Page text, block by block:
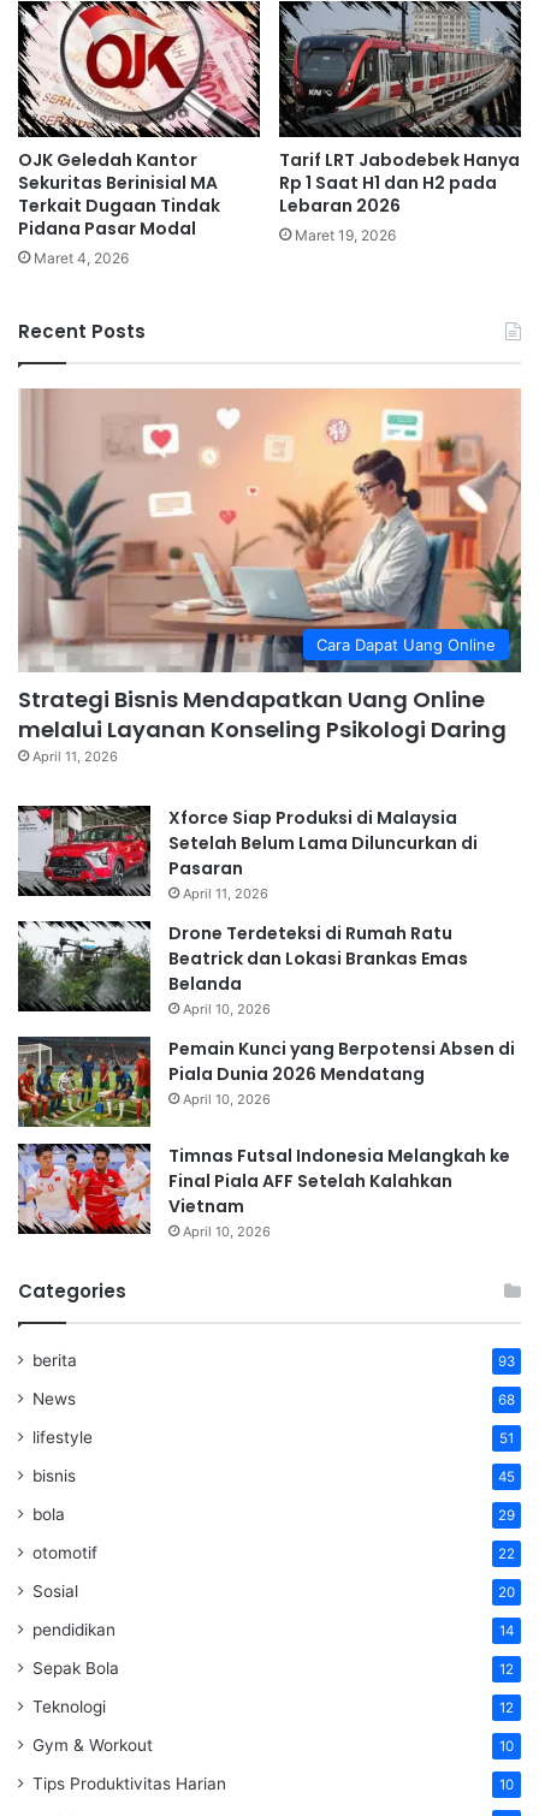
OJK Geledah Kantor
Sekuritas Berinisial MA
Terkait Dugaan Tindak
Pidana Pasar Modal
Maret 4, 2026
Tarif LRT Jabodebek Hanya
Rp 1 Saat H1 dan H2 pada
Lebaran 2026
Maret 19, 2026
Recent Posts
Cara Dapat Uang Online
Strategi Bisnis Mendapatkan Uang Online
melalui Layanan Konseling Psikologi Daring
April 11, 2026
Xforce Siap Produksi di Malaysia
Setelah Belum Lama Diluncurkan di
Pasaran
April 11, 2026
Drone Terdeteksi di Rumah Ratu
Beatrick dan Lokasi Brankas Emas
Belanda
April 10, 2026
Pemain Kunci yang Berpotensi Absen di
Piala Dunia 2026 Mendatang
April 10, 2026
Timnas Futsal Indonesia Melangkah ke
Final Piala AFF Setelah Kalahkan
Vietnam
April 10, 2026
Categories
berita 93
News 68
lifestyle 51
bisnis 45
bola 29
otomotif 22
Sosial 20
pendidikan 14
Sepak Bola 12
Teknologi 12
Gym & Workout 10
Tips Produktivitas Harian 10